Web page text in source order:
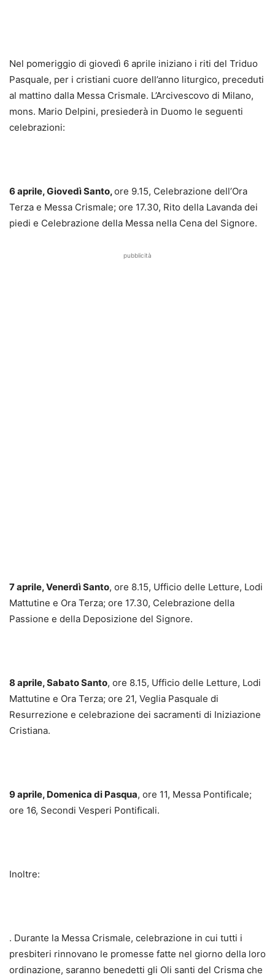
Nel pomeriggio di giovedì 6 aprile iniziano i riti del Triduo
Pasquale, per i cristiani cuore dell’anno liturgico, preceduti
al mattino dalla Messa Crismale. L’Arcivescovo di Milano,
mons. Mario Delpini, presiederà in Duomo le seguenti
celebrazioni:
6 aprile, Giovedì Santo,ore 9.15, Celebrazione dell’Ora
Terza e Messa Crismale; ore 17.30, Rito della Lavanda dei
piedi e Celebrazione della Messa nella Cena del Signore.
pubblicità
7 aprile, Venerdì Santo, ore 8.15, Ufficio delle Letture, Lodi
Mattutine e Ora Terza; ore 17.30, Celebrazione della
Passione e della Deposizione del Signore.
8 aprile, Sabato Santo, ore 8.15, Ufficio delle Letture, Lodi
Mattutine e Ora Terza; ore 21, Veglia Pasquale di
Resurrezione e celebrazione dei sacramenti di Iniziazione
Cristiana.
9 aprile, Domenica di Pasqua, ore 11, Messa Pontificale;
ore 16, Secondi Vesperi Pontificali.
Inoltre:
. Durante la Messa Crismale, celebrazione in cui tutti i
presbiteri rinnovano le promesse fatte nel giorno della loro
ordinazione, saranno benedetti gli Oli santi del Crisma che